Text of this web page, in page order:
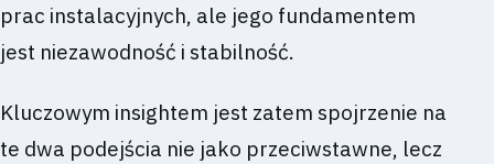
prac instalacyjnych, ale jego fundamentem
jest niezawodność i stabilność.
Kluczowym insightem jest zatem spojrzenie na
te dwa podejścia nie jako przeciwstawne, lecz